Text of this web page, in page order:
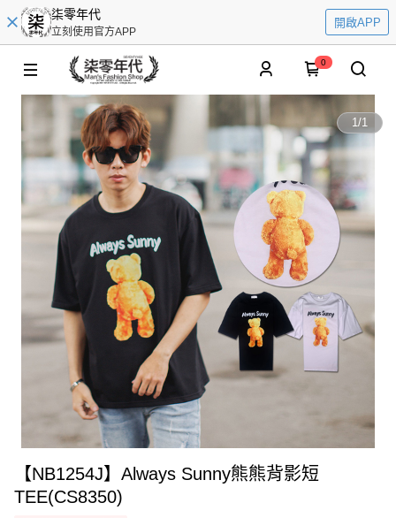
柒零年代
立刻使用官方APP
開啟APP
0
1/1
【NB1254J】Always Sunny熊熊背影短
TEE(CS8350)